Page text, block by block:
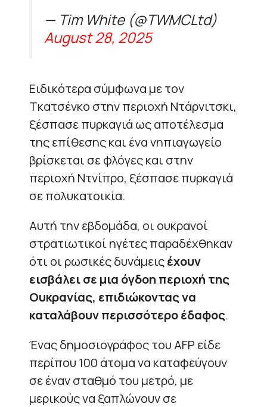
— Tim White (@TWMCLtd)
August 28, 2025
Ειδικότερα σύμφωνα με τον
Τκατσένκο στην περιοχή Ντάρνιτσκι,
ξέσπασε πυρκαγιά ως αποτέλεσμα
της επίθεσης και ένα νηπιαγωγείο
βρίσκεται σε φλόγες και στην
περιοχή Ντνίπρο, ξέσπασε πυρκαγιά
σε πολυκατοικία.
Αυτή την εβδομάδα, οι ουκρανοί
στρατιωτικοί ηγέτες παραδέχθηκαν
ότι οι ρωσικές δυνάμειςέχουν
εισβάλει σε μια όγδοη περιοχή της
Ουκρανίας, επιδιώκοντας να
καταλάβουν περισσότερο έδαφος.
Ένας δημοσιογράφος του AFP είδε
περίπου 100 άτομα να καταφεύγουν
σε έναν σταθμό του μετρό, με
μερικούς να ξαπλώνουν σε